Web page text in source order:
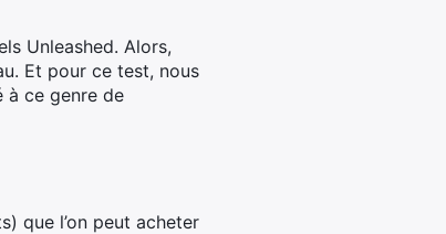
Unleashed. Alors,
Et pour ce test, nous
à ce genre de
que l’on peut acheter